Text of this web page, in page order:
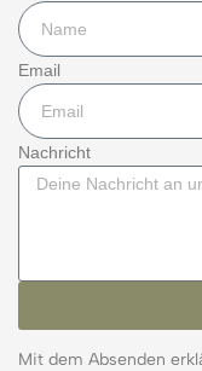
Email
Nachricht
Mit dem Absenden